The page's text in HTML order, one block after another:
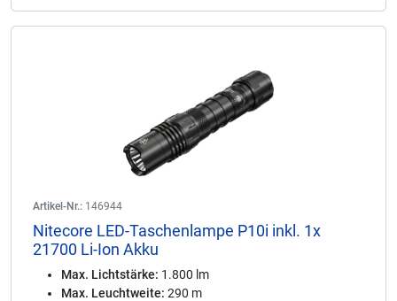
Artikel-Nr.: 146944
Nitecore LED-Taschenlampe P10i inkl. 1x
21700 Li-Ion Akku
Max. Lichtstärke: 1.800 lm
Max. Leuchtweite: 290 m